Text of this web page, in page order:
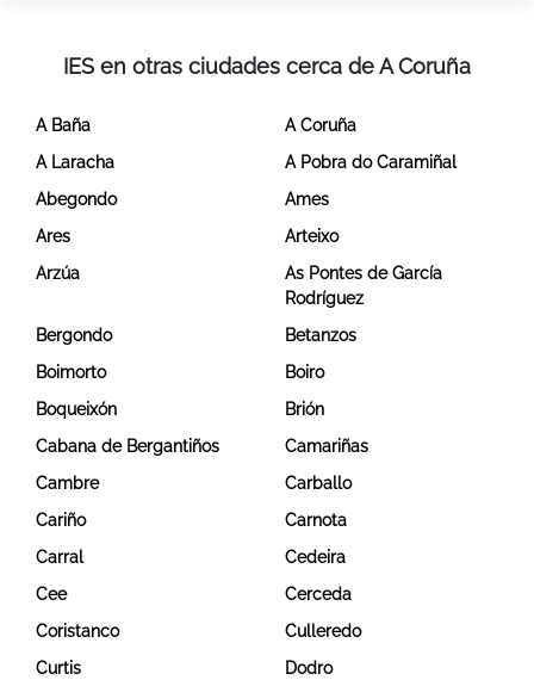
IES en otras ciudades cerca de A Coruña
A Baña
A Coruña
A Laracha
A Pobra do Caramiñal
Abegondo
Ames
Ares
Arteixo
Arzúa
As Pontes de García
Rodríguez
Bergondo
Betanzos
Boimorto
Boiro
Boqueixón
Brión
Cabana de Bergantiños
Camariñas
Cambre
Carballo
Cariño
Carnota
Carral
Cedeira
Cee
Cerceda
Coristanco
Culleredo
Curtis
Dodro